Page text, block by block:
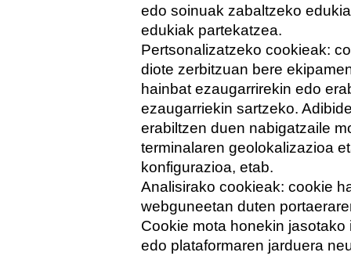
edo soinuak zabaltzeko
edukiak partekatzea.
Pertsonalizatzeko cookieak:
diote zerbitzuan bere
hainbat ezaugarrirekin edo
ezaugarriekin sartzeko.
erabiltzen duen nabigatzaile
terminalaren geolokalizazioa
konfigurazioa, etab.
Analisirako cookieak: cookie
webguneetan duten
Cookie mota honekin
edo plataformaren jarduera